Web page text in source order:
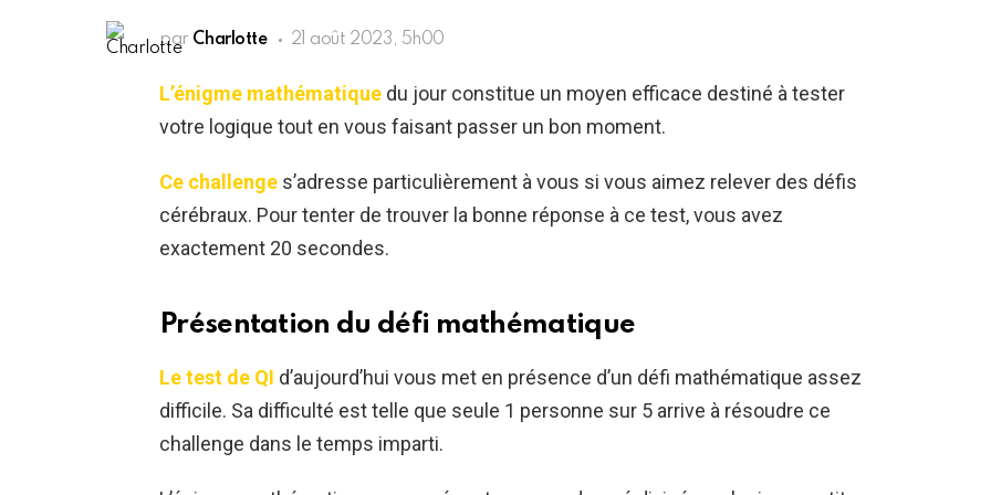
par Charlotte 21 août 2023, 5h00
L’énigme mathématique du jour constitue un moyen efficace destiné à tester
votre logique tout en vous faisant passer un bon moment.
Ce challenge s’adresse particulièrement à vous si vous aimez relever des défis
cérébraux. Pour tenter de trouver la bonne réponse à ce test, vous avez
exactement 20 secondes.
Présentation du défi mathématique
Le test de QI d’aujourd’hui vous met en présence d’un défi mathématique assez
difficile. Sa difficulté est telle que seule 1 personne sur 5 arrive à résoudre ce
challenge dans le temps imparti.